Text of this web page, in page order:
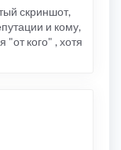
скриншот,
и кому,
"от кого" , хотя